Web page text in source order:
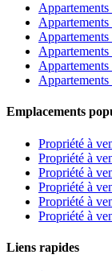
Emplacements
Propriété à
Propriété à
Propriété à
Propriété à
Propriété à
Propriété à
Liens rapides